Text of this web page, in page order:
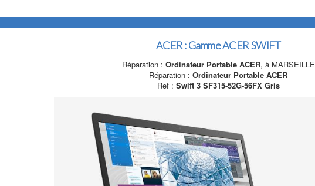
ACER : Gamme ACER SWIFT
Réparation : Ordinateur Portable ACER, à MARSEILLE
Réparation : Ordinateur Portable ACER
Ref : Swift 3 SF315-52G-56FX Gris